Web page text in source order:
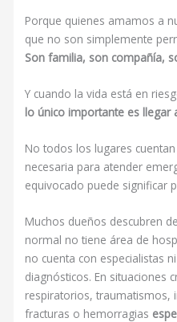
Porque quienes amamos a
que no son simplemente
Son familia, son compañía,
Y cuando la vida está en
lo único importante es llegar
No todos los lugares
necesaria para atender
equivocado puede significar
Muchos dueños descubren
normal no tiene área de
no cuenta con especialistas
diagnósticos. En situaciones
respiratorios, traumatismos,
fracturas o hemorragias